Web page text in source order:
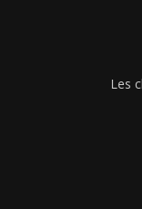
Les